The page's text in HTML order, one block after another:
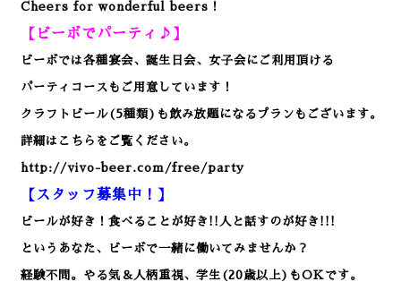
Cheers for wonderful beers！
【ビーボでパーティ♪】
ビーボでは各種宴会、誕生日会、女子会にご利用頂ける
パーティコースもご用意しています！
クラフトビール(5種類)も飲み放題になるプランもございます。
詳細はこちらをご覧ください。
http://vivo-beer.com/free/party
【スタッフ募集中！】
ビールが好き！食べることが好き!!人と話すのが好き!!!
というあなた、ビーボで一緒に働いてみませんか？
経験不問。やる気＆人柄重視、学生(20歳以上)もOKです。